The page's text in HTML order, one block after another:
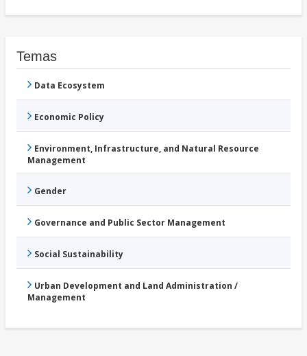
Temas
Data Ecosystem
Economic Policy
Environment, Infrastructure, and Natural Resource
Management
Gender
Governance and Public Sector Management
Social Sustainability
Urban Development and Land Administration /
Management